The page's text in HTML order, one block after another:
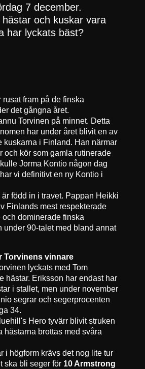
7 december.
och kuskar vara
har lyckats bäst?
rusat fram på de finska
det gångna året.
Torvinen på minnet. Detta
har under året blivit en av
kuskarna i Finland. Han närmar
och kör som gamla rutinerade
Jorma Kontio någon dag
vi definitivt en ny Kontio i
född in i travet. Pappan Heikki
Finlands mest respekterade
dominerade finska
under 90-talet med bland annat
Torvinens vinnare
lyckats med Tom
hästar. Eriksson har endast har
i stallet, men under november
segrar och segerprocenten
34.
Hero tyvärr blivit struken
hästarna brottas med svåra
i högform krävs det nog lite tur
ska bli seger för 10 Armstrong